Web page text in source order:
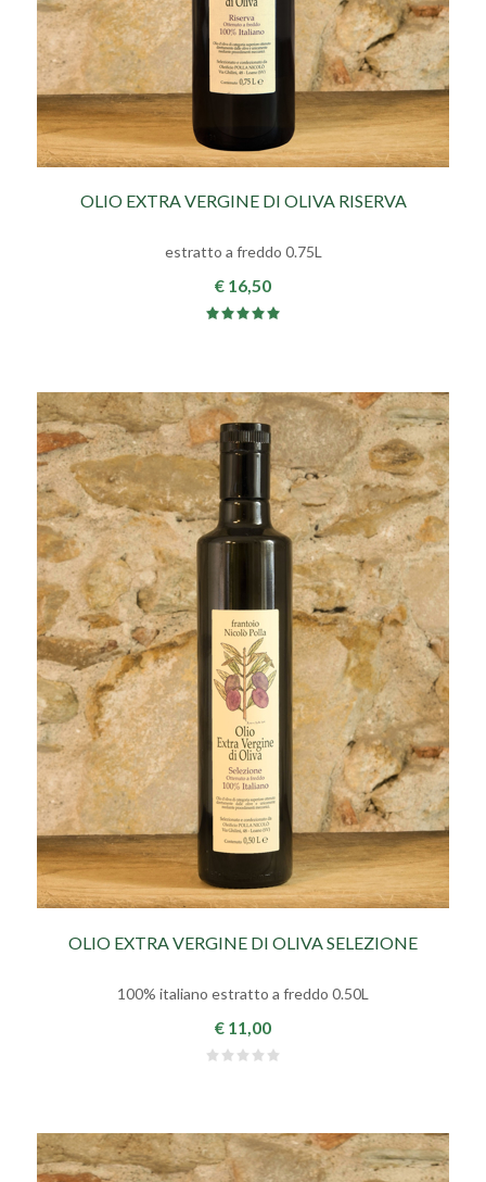
OLIO EXTRA VERGINE DI OLIVA RISERVA
estratto a freddo 0.75L
€ 16,50
OLIO EXTRA VERGINE DI OLIVA SELEZIONE
100% italiano estratto a freddo 0.50L
€ 11,00